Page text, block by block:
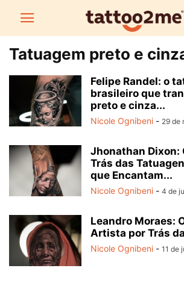
Tatuagem preto e
Felipe Randel: o
brasileiro que
preto e cinza...
Nicole Ognibeni - 29 de
Jhonathan Dixon:
Trás das
que Encantam...
Nicole Ognibeni - 4 de
Leandro Moraes:
Artista por Trás
Nicole Ognibeni - 11 de